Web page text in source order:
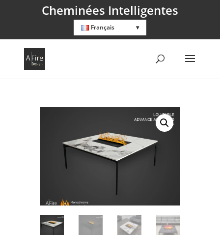
Français
Cheminées Intelligentes